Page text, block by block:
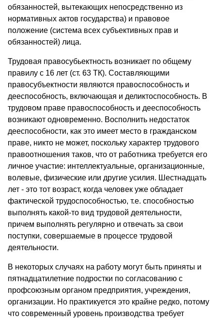
обязанностей, вытекающих непосредственно из
нормативных актов государства) и правовое
положение (система всех субъективных прав и
обязанностей) лица.
Трудовая правосубьектность возникает по общему
правилу с 16 лет (ст. 63 ТК). Составляющими
правосубъектности являются правоспособность и
дееспособность, включающая и деликтоспособность. В
трудовом праве правоспособность и дееспособность
возникают одновременно. Восполнить недостаток
дееспособности, как это имеет место в гражданском
праве, никто не может, поскольку характер трудового
правоотношения таков, что от работника требуется его
личное участие: интеллектуальные, организационные,
волевые, физические или другие усилия. Шестнадцать
лет - это тот возраст, когда человек уже обладает
фактической трудоспособностью, т.е. способностью
выполнять какой-то вид трудовой деятельности,
причем выполнять регулярно и отвечать за свои
поступки, совершаемые в процессе трудовой
деятельности.
В некоторых случаях на работу могут быть приняты и
пятнадцатилетние подростки по согласованию с
профсоюзным органом предприятия, учреждения,
организации. Но практикуется это крайне редко, потому
что современный уровень производства требует